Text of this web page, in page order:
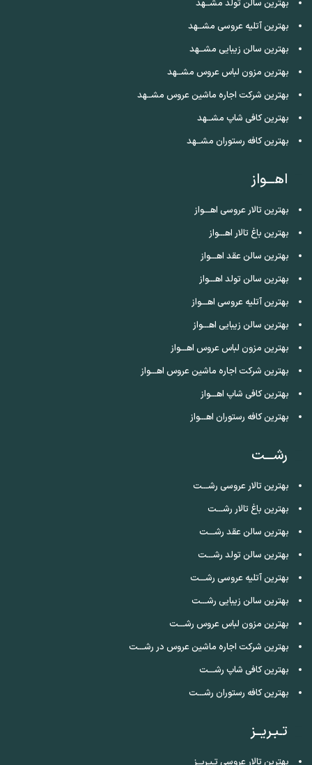
بهترین سالن تولد مشــهد
بهترین آتلیه عروسی مشــهد
بهترین سالن زیبایی مشــهد
بهترین مزون لباس عروس مشــهد
بهترین شرکت اجاره ماشین عروس مشــهد
بهترین کافی شاپ مشــهد
بهترین کافه رستوران مشــهد
اهـــواز
بهترین تالار عروسی اهـــواز
بهترین باغ تالار اهـــواز
بهترین سالن عقد اهـــواز
بهترین سالن تولد اهـــواز
بهترین آتلیه عروسی اهـــواز
بهترین سالن زیبایی اهـــواز
بهترین مزون لباس عروس اهـــواز
بهترین شرکت اجاره ماشین عروس اهـــواز
بهترین کافی شاپ اهـــواز
بهترین کافه رستوران اهـــواز
رشـــت
بهترین تالار عروسی رشـــت
بهترین باغ تالار رشـــت
بهترین سالن عقد رشـــت
بهترین سالن تولد رشـــت
بهترین آتلیه عروسی رشـــت
بهترین سالن زیبایی رشـــت
بهترین مزون لباس عروس رشـــت
بهترین شرکت اجاره ماشین عروس در رشـــت
بهترین کافی شاپ رشـــت
بهترین کافه رستوران رشـــت
تـبـریــز
بهترین تالار عروسی تـبـریــز